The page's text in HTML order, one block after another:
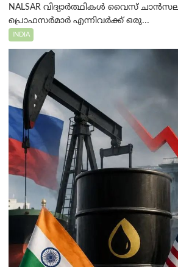
NALSAR വിദ്യാർത്ഥികൾ വൈസ്
പ്രൊഫസർമാർ എന്നിവർക്ക് ഒരു...
INDIA